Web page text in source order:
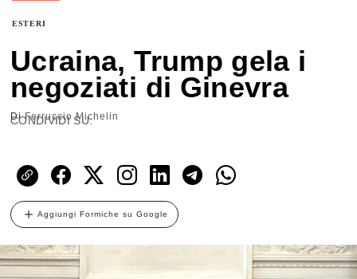
ESTERI
Ucraina, Trump gela i
negoziati di Ginevra
DiFerruccio Michelin
CONDIVIDI SU:
Aggiungi Formiche su Google